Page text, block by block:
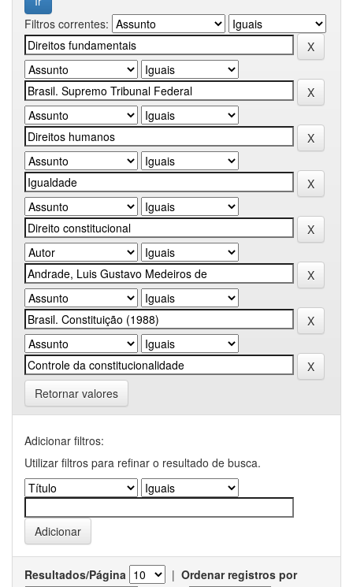
Filtros correntes:
Retornar valores
Adicionar filtros:
Utilizar filtros para refinar o resultado de busca.
Resultados/Página | Ordenar registros por